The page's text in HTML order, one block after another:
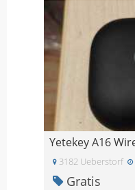
3182 Ueberstorf
Gratis